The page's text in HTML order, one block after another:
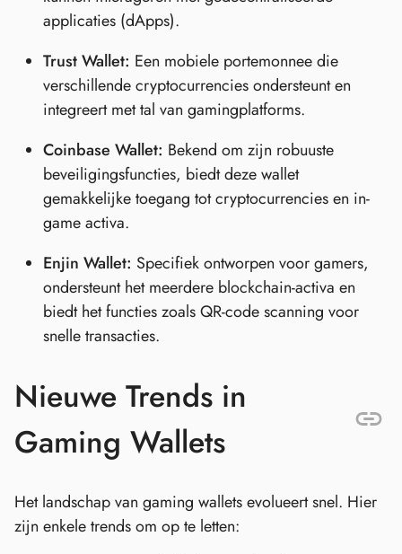
applicaties (dApps).
Trust Wallet: Een mobiele portemonnee die
verschillende cryptocurrencies ondersteunt en
integreert met tal van gamingplatforms.
Coinbase Wallet: Bekend om zijn robuuste
beveiligingsfuncties, biedt deze wallet
gemakkelijke toegang tot cryptocurrencies en in-
game activa.
Enjin Wallet: Specifiek ontworpen voor gamers,
ondersteunt het meerdere blockchain-activa en
biedt het functies zoals QR-code scanning voor
snelle transacties.
Nieuwe Trends in
Gaming Wallets
Het landschap van gaming wallets evolueert snel. Hier
zijn enkele trends om op te letten: